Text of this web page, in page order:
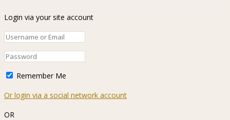
Login via your site account
Remember Me
Or login via a social network account
OR